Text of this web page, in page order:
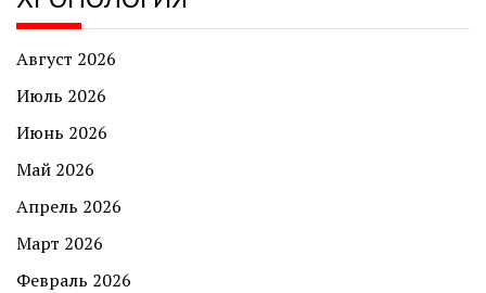
Август 2026
Июль 2026
Июнь 2026
Май 2026
Апрель 2026
Март 2026
Февраль 2026